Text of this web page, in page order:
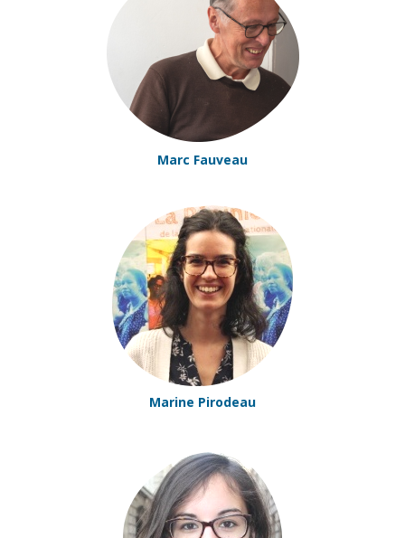
Marc Fauveau
Marine Pirodeau